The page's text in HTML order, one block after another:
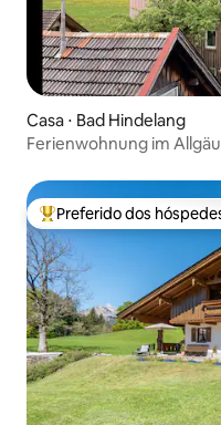
Casa ⋅ Bad Hindelang
Ferienwohnung im
Entre os melhores
Preferido dos